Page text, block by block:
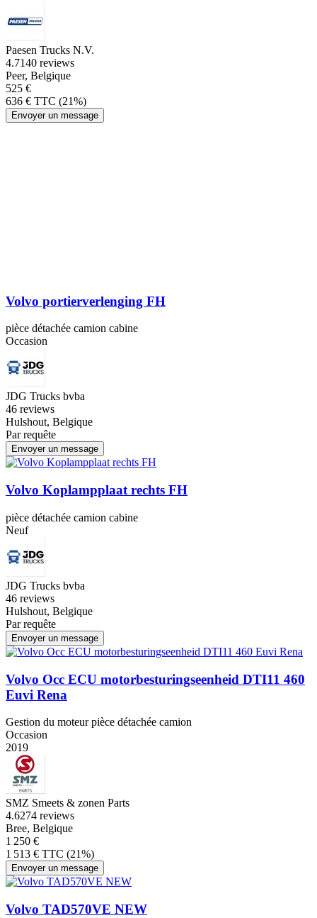
Paesen Trucks N.V.
4.7140 reviews
Peer, Belgique
525 €
636 € TTC (21%)
Envoyer un message
Volvo portierverlenging FH
pièce détachée camion cabine
Occasion
JDG Trucks bvba
46 reviews
Hulshout, Belgique
Par requête
Envoyer un message
Volvo Koplampplaat rechts FH
pièce détachée camion cabine
Neuf
JDG Trucks bvba
46 reviews
Hulshout, Belgique
Par requête
Envoyer un message
Volvo Occ ECU motorbesturingseenheid DTI11 460
Euvi Rena
Gestion du moteur pièce détachée camion
Occasion
2019
SMZ Smeets & zonen Parts
4.6274 reviews
Bree, Belgique
1 250 €
1 513 € TTC (21%)
Envoyer un message
Volvo TAD570VE NEW